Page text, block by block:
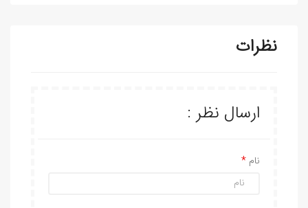
نظرات
ارسال نظر :
نام